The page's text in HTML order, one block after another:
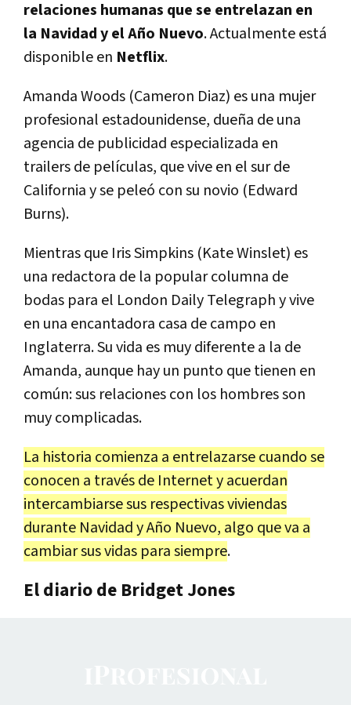
relaciones humanas que se entrelazan en
la Navidad y el Año Nuevo. Actualmente está
disponible en Netflix.
Amanda Woods (Cameron Diaz) es una mujer
profesional estadounidense, dueña de una
agencia de publicidad especializada en
trailers de películas, que vive en el sur de
California y se peleó con su novio (Edward
Burns).
Mientras que Iris Simpkins (Kate Winslet) es
una redactora de la popular columna de
bodas para el London Daily Telegraph y vive
en una encantadora casa de campo en
Inglaterra. Su vida es muy diferente a la de
Amanda, aunque hay un punto que tienen en
común: sus relaciones con los hombres son
muy complicadas.
La historia comienza a entrelazarse cuando se
conocen a través de Internet y acuerdan
intercambiarse sus respectivas viviendas
durante Navidad y Año Nuevo, algo que va a
cambiar sus vidas para siempre.
El diario de Bridget Jones